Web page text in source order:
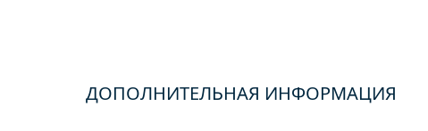
ДОПОЛНИТЕЛЬНАЯ ИНФОРМАЦИЯ